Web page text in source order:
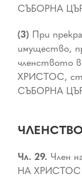
СЪБОРНА
(3) При
имущество,
членството
ХРИСТОС,
СЪБОРНА
Чл. 29. Член
НА ХРИСТОС